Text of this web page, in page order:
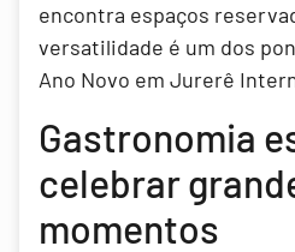
encontra espaços
versatilidade é um dos
Ano Novo em Jurerê
Gastronomia
celebrar
momentos